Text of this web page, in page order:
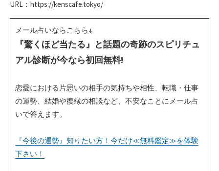
URL：https://kenscafe.tokyo/
メール占いならこちら↓
『驚くほど当たる』と話題の奇跡のスピリチュ
アル診断が今なら初回無料!
恋愛における片思いの相手の気持ちや相性、転職・仕事
の運勢、結婚や復縁の相談など、不安なことにメール占
いで答えます。
『今後の運勢』知りたい方！今だけ≪無料鑑定≫を体験
下さい！